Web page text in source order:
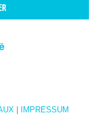
IMPRESSUM